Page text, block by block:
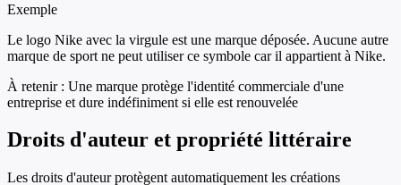
Exemple
Le logo Nike avec la virgule est une marque déposée. Aucune autre
marque de sport ne peut utiliser ce symbole car il appartient à Nike.
À retenir : Une marque protège l'identité commerciale d'une
entreprise et dure indéfiniment si elle est renouvelée
Droits d'auteur et propriété littéraire
Les droits d'auteur protègent automatiquement les créations